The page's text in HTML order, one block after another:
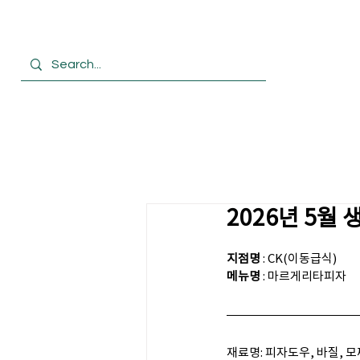
2026년 5월
지점명 : CK(이동급식)
메뉴명 : 마르게리타피자
재료명: 피자도우, 바질,